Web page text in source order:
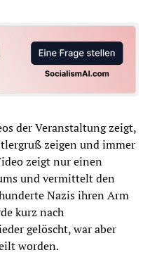
der Veranstaltung zeigt,
zeigen und immer
zeigt nur einen
und vermittelt den
Nazis ihren Arm
kurz nach
gelöscht, war aber
worden.